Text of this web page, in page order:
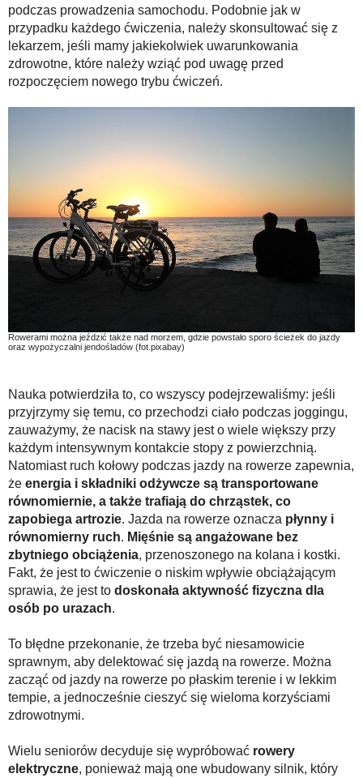
podczas prowadzenia samochodu. Podobnie jak w
przypadku każdego ćwiczenia, należy skonsultować się z
lekarzem, jeśli mamy jakiekolwiek uwarunkowania
zdrowotne, które należy wziąć pod uwagę przed
rozpoczęciem nowego trybu ćwiczeń.
Rowerami można jeździć także nad morzem, gdzie powstało sporo ścieżek do jazdy
oraz wypożyczalni jendośladów (fot.pixabay)
Nauka potwierdziła to, co wszyscy podejrzewaliśmy: jeśli
przyjrzymy się temu, co przechodzi ciało podczas joggingu,
zauważymy, że nacisk na stawy jest o wiele większy przy
każdym intensywnym kontakcie stopy z powierzchnią.
Natomiast ruch kołowy podczas jazdy na rowerze zapewnia,
że energia i składniki odżywcze są transportowane
równomiernie, a także trafiają do chrząstek, co
zapobiega artrozie. Jazda na rowerze oznacza płynny i
równomierny ruch. Mięśnie są angażowane bez
zbytniego obciążenia, przenoszonego na kolana i kostki.
Fakt, że jest to ćwiczenie o niskim wpływie obciążającym
sprawia, że jest to doskonała aktywność fizyczna dla
osób po urazach.
To błędne przekonanie, że trzeba być niesamowicie
sprawnym, aby delektować się jazdą na rowerze. Można
zacząć od jazdy na rowerze po płaskim terenie i w lekkim
tempie, a jednocześnie cieszyć się wieloma korzyściami
zdrowotnymi.
Wielu seniorów decyduje się wypróbować rowery
elektryczne, ponieważ mają one wbudowany silnik, który